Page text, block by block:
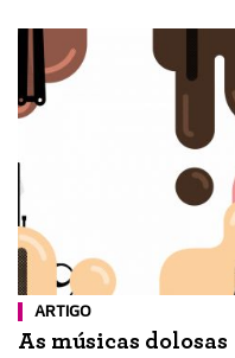
ARTIGO
As músicas dolosas